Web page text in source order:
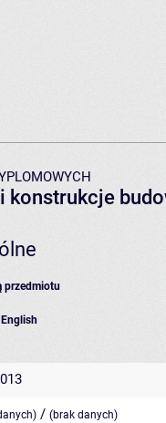
konstrukcje
przedmiotu
/ (brak danych)